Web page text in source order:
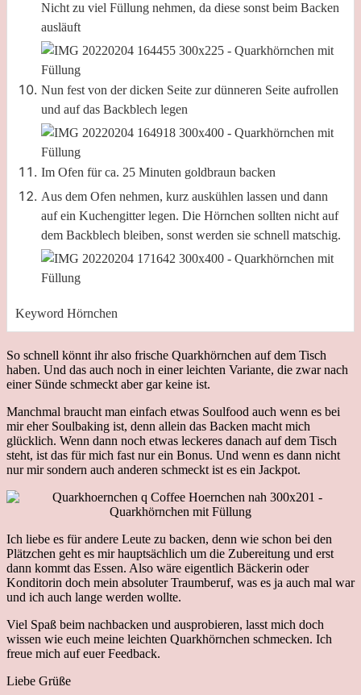
Nicht zu viel Füllung nehmen, da diese sonst beim Backen
ausläuft
Nun fest von der dicken Seite zur dünneren Seite aufrollen
und auf das Backblech legen
Im Ofen für ca. 25 Minuten goldbraun backen
Aus dem Ofen nehmen, kurz auskühlen lassen und dann
auf ein Kuchengitter legen. Die Hörnchen sollten nicht auf
dem Backblech bleiben, sonst werden sie schnell matschig.
Keyword Hörnchen
So schnell könnt ihr also frische Quarkhörnchen auf dem Tisch
haben. Und das auch noch in einer leichten Variante, die zwar nach
einer Sünde schmeckt aber gar keine ist.
Manchmal braucht man einfach etwas Soulfood auch wenn es bei
mir eher Soulbaking ist, denn allein das Backen macht mich
glücklich. Wenn dann noch etwas leckeres danach auf dem Tisch
steht, ist das für mich fast nur ein Bonus. Und wenn es dann nicht
nur mir sondern auch anderen schmeckt ist es ein Jackpot.
Ich liebe es für andere Leute zu backen, denn wie schon bei den
Plätzchen geht es mir hauptsächlich um die Zubereitung und erst
dann kommt das Essen. Also wäre eigentlich Bäckerin oder
Konditorin doch mein absoluter Traumberuf, was es ja auch mal war
und ich auch lange werden wollte.
Viel Spaß beim nachbacken und ausprobieren, lasst mich doch
wissen wie euch meine leichten Quarkhörnchen schmecken. Ich
freue mich auf euer Feedback.
Liebe Grüße